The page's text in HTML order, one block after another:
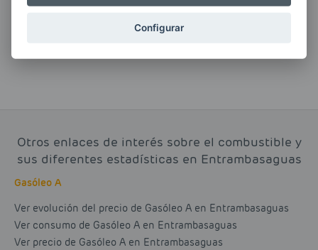
contacto@clickgasoil.com
Otros enlaces de interés sobre el combustible y
sus diferentes estadísticas en Entrambasaguas
Gasóleo A
Ver evolución del precio de Gasóleo A en Entrambasaguas
Ver consumo de Gasóleo A en Entrambasaguas
Ver precio de Gasóleo A en Entrambasaguas
Configurar